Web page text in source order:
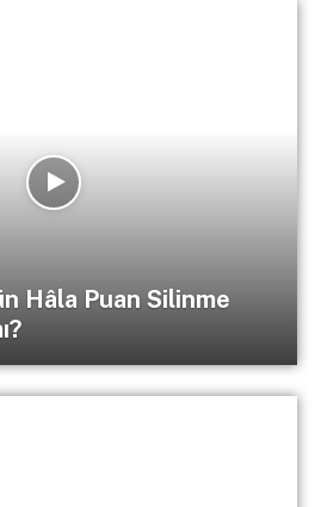
Hâla Puan Silinme